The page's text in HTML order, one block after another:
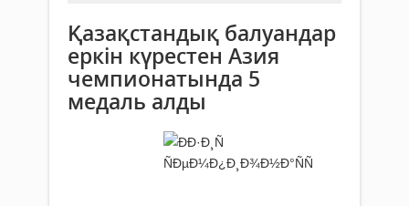
Қазақстандық балуандар
еркін күрестен Азия
чемпионатында 5
медаль алды